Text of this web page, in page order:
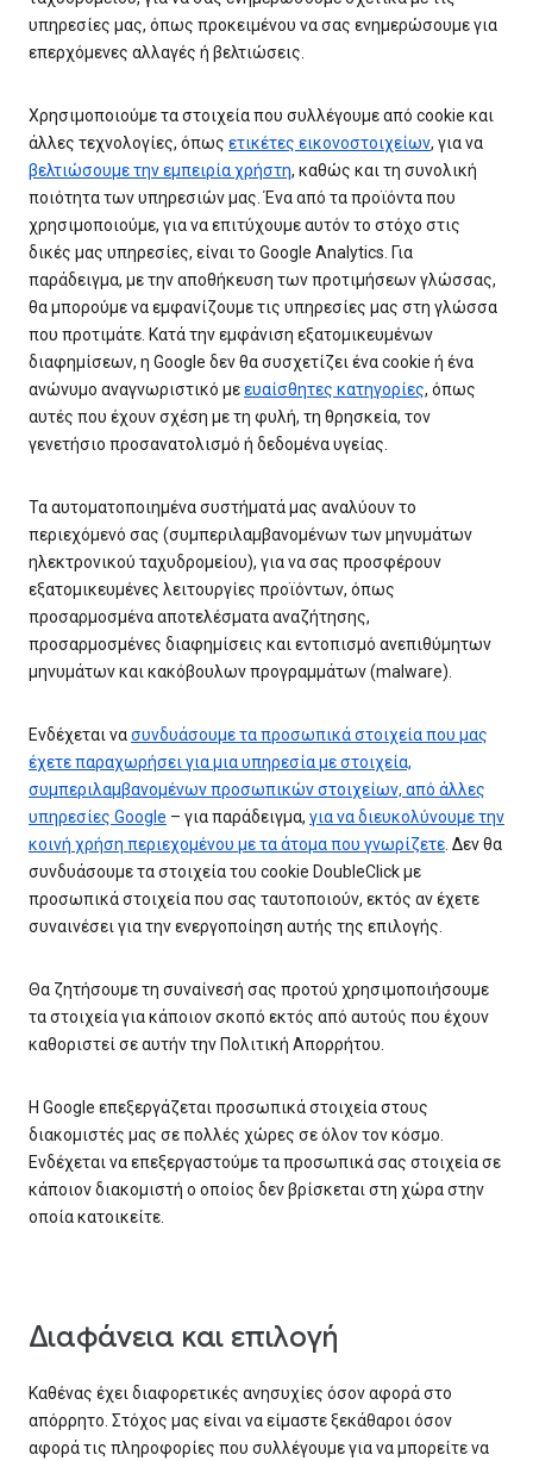
υπηρεσίες μας, όπως προκειμένου να σας ενημερώσουμε για
επερχόμενες αλλαγές ή βελτιώσεις.
Χρησιμοποιούμε τα στοιχεία που συλλέγουμε από cookie και
άλλες τεχνολογίες, όπως ετικέτες εικονοστοιχείων, για να
βελτιώσουμε την εμπειρία χρήστη, καθώς και τη συνολική
ποιότητα των υπηρεσιών μας. Ένα από τα προϊόντα που
χρησιμοποιούμε, για να επιτύχουμε αυτόν το στόχο στις
δικές μας υπηρεσίες, είναι το Google Analytics. Για
παράδειγμα, με την αποθήκευση των προτιμήσεων γλώσσας,
θα μπορούμε να εμφανίζουμε τις υπηρεσίες μας στη γλώσσα
που προτιμάτε. Κατά την εμφάνιση εξατομικευμένων
διαφημίσεων, η Google δεν θα συσχετίζει ένα cookie ή ένα
ανώνυμο αναγνωριστικό μεευαίσθητες κατηγορίες, όπως
αυτές που έχουν σχέση με τη φυλή, τη θρησκεία, τον
γενετήσιο προσανατολισμό ή δεδομένα υγείας.
Τα αυτοματοποιημένα συστήματά μας αναλύουν το
περιεχόμενό σας (συμπεριλαμβανομένων των μηνυμάτων
ηλεκτρονικού ταχυδρομείου), για να σας προσφέρουν
εξατομικευμένες λειτουργίες προϊόντων, όπως
προσαρμοσμένα αποτελέσματα αναζήτησης,
προσαρμοσμένες διαφημίσεις και εντοπισμό ανεπιθύμητων
μηνυμάτων και κακόβουλων προγραμμάτων (malware).
Ενδέχεται νασυνδυάσουμε τα προσωπικά στοιχεία που μας
έχετε παραχωρήσει για μια υπηρεσία με στοιχεία,
συμπεριλαμβανομένων προσωπικών στοιχείων, από άλλες
υπηρεσίες Google – για παράδειγμα, για να διευκολύνουμε την
κοινή χρήση περιεχομένου με τα άτομα που γνωρίζετε. Δεν θα
συνδυάσουμε τα στοιχεία του cookie DoubleClick με
προσωπικά στοιχεία που σας ταυτοποιούν, εκτός αν έχετε
συναινέσει για την ενεργοποίηση αυτής της επιλογής.
Θα ζητήσουμε τη συναίνεσή σας προτού χρησιμοποιήσουμε
τα στοιχεία για κάποιον σκοπό εκτός από αυτούς που έχουν
καθοριστεί σε αυτήν την Πολιτική Απορρήτου.
Η Google επεξεργάζεται προσωπικά στοιχεία στους
διακομιστές μας σε πολλές χώρες σε όλον τον κόσμο.
Ενδέχεται να επεξεργαστούμε τα προσωπικά σας στοιχεία σε
κάποιον διακομιστή ο οποίος δεν βρίσκεται στη χώρα στην
οποία κατοικείτε.
Διαφάνεια και επιλογή
Καθένας έχει διαφορετικές ανησυχίες όσον αφορά στο
απόρρητο. Στόχος μας είναι να είμαστε ξεκάθαροι όσον
αφορά τις πληροφορίες που συλλέγουμε για να μπορείτε να